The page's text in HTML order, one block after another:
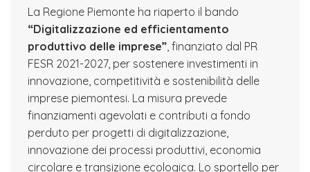
La Regione Piemonte ha riaperto il bando
“Digitalizzazione ed efficientamento
produttivo delle imprese”, finanziato dal PR
FESR 2021-2027, per sostenere investimenti in
innovazione, competitività e sostenibilità delle
imprese piemontesi. La misura prevede
finanziamenti agevolati e contributi a fondo
perduto per progetti di digitalizzazione,
innovazione dei processi produttivi, economia
circolare e transizione ecologica. Lo sportello per